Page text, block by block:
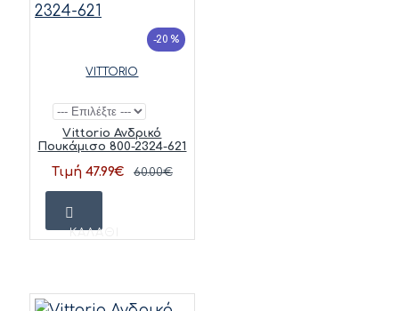
-20 %
VITTORIO
Vittorio Ανδρικό
Πουκάμισο 800-2324-621
Τιμή 47.99€ 60.00€
ΚΑΛΆΘΙ